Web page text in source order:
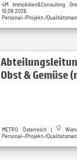
4M Immobilien&Consulting
10.08.2026
Personal-/Projekt-/
Obst & Gemüse
METRO Österreich |
Wien
Personal-/Projekt-/